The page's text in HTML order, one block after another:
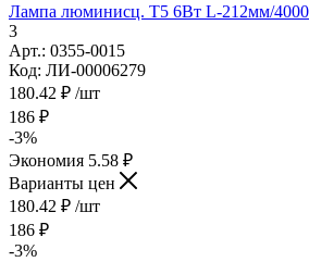
Лампа люминисц. Т5 6Вт L-212мм/
3
Арт.: 0355-0015
Код: ЛИ-00006279
180.42 ₽ /шт
186 ₽
-3%
Экономия 5.58 ₽
Варианты цен
180.42 ₽ /шт
186 ₽
-3%